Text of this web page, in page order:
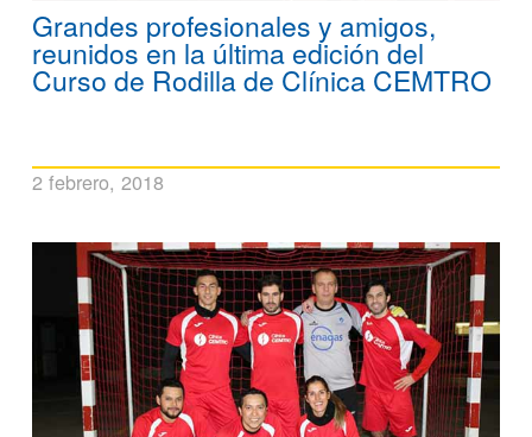
Grandes profesionales y amigos,
reunidos en la última edición del
Curso de Rodilla de Clínica CEMTRO
2 febrero, 2018